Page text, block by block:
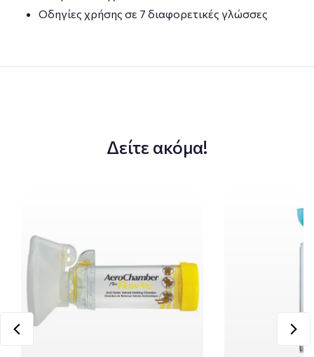
Οδηγίες χρήσης σε 7 διαφορετικές γλώσσες
Δείτε ακόμα!